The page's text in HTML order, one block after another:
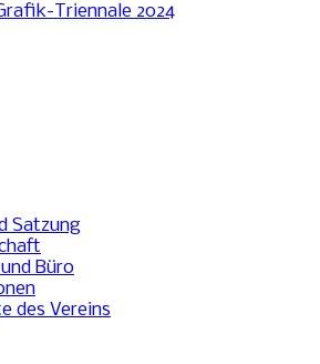
Triennale 2024
Satzung
Büro
des Vereins